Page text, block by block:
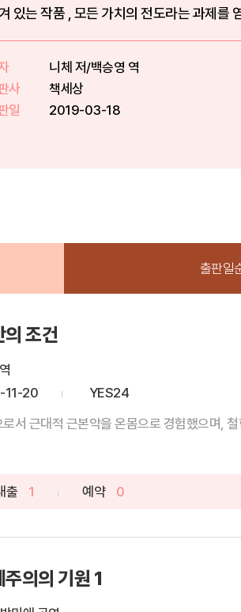
니체 저/백승영 역
사
책세상
일
2019-03-18
출판일
의 조건
11-20
YES24
서 근대적 근본악을 온몸으로 경험했으며,
출 1 예약 0
주의의 기원 1